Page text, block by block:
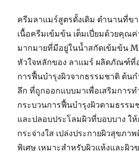
ครีมลาแมร์สูตรดั้งเดิม ตำนานที่ข
เนื้อครีมเข้มข้น เต็มเปี่ยมด้วยคุณ
มากมายที่มีอยู่ในน้ำสกัดเข้มข้น
หัวใจหลักของ ลาแมร์ ผลิตภัณฑ์
การฟื้นบำรุงผิวจากธรรมชาติ ต้นก
ลึก ที่ถูกออกแบบมาเพื่อเสริมการท
กระบวนการฟื้นบำรุงผิวตามธรรม
และปลอบประโลมผิวที่บอบบาง ใ
กระจ่างใส เปล่งประกายผิวสุขภา
พิเศษ เหมาะสำหรับผิวแห้งและผิว